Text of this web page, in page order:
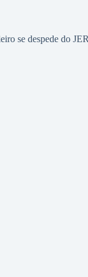
se despede do